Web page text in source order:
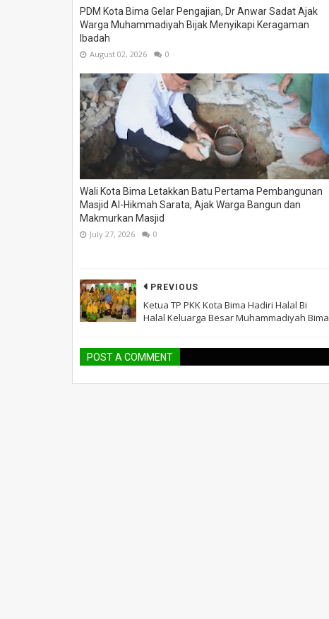
PDM Kota Bima Gelar Pengajian, Dr Anwar Sadat Ajak
Warga Muhammadiyah Bijak Menyikapi Keragaman
Ibadah
August 02, 2026 0
Wali Kota Bima Letakkan Batu Pertama Pembangunan
Masjid Al-Hikmah Sarata, Ajak Warga Bangun dan
Makmurkan Masjid
July 27, 2026 0
PREVIOUS
Ketua TP PKK Kota Bima Hadiri Halal Bi
Halal Keluarga Besar Muhammadiyah Bima
POST A COMMENT